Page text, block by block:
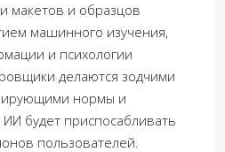
макетов и образцов
машинного изучения,
и психологии
делаются зодчими
нормы и
будет приспосабливать
пользователей.